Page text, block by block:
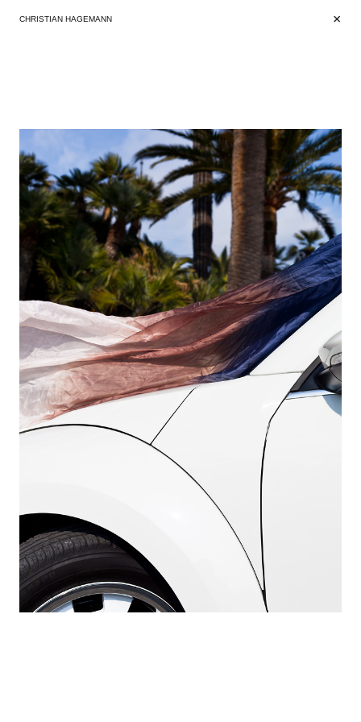
CHRISTIAN HAGEMANN +
+